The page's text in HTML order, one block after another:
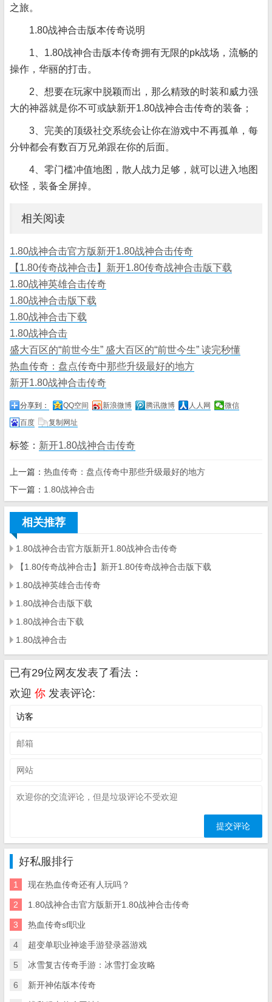
之旅。
1.80战神合击版本传奇说明
1、1.80战神合击版本传奇拥有无限的pk战场，流畅的
操作，华丽的打击。
2、想要在玩家中脱颖而出，那么精致的时装和威力强
大的神器就是你不可或缺新开1.80战神合击传奇的装备；
3、完美的顶级社交系统会让你在游戏中不再孤单，每
分钟都会有数百万兄弟跟在你的后面。
4、零门槛冲值地图，散人战力足够，就可以进入地图
砍怪，装备全屏掉。
相关阅读
1.80战神合击官方版新开1.80战神合击传奇
【1.80传奇战神合击】新开1.80传奇战神合击版下载
1.80战神英雄合击传奇
1.80战神合击版下载
1.80战神合击下载
1.80战神合击
盛大百区的“前世今生” 盛大百区的“前世今生” 读完秒懂
热血传奇：盘点传奇中那些升级最好的地方
新开1.80战神合击传奇
分享到： QQ空间 新浪微博 腾讯微博 人人网
微信
百度
复制网址
标签： 新开1.80战神合击传奇
上一篇： 热血传奇：盘点传奇中那些升级最好的地方
下一篇： 1.80战神合击
相关推荐
1.80战神合击官方版新开1.80战神合击传奇
【1.80传奇战神合击】新开1.80传奇战神合击版下载
1.80战神英雄合击传奇
1.80战神合击版下载
1.80战神合击下载
1.80战神合击
已有29位网友发表了看法：
欢迎 你 发表评论:
好私服排行
1 现在热血传奇还有人玩吗？
2 1.80战神合击官方版新开1.80战神合击传奇
3 热血传奇sf职业
4 超变单职业神途手游登录器游戏
5 冰雪复古传奇手游：冰雪打金攻略
6 新开神佑版本传奇